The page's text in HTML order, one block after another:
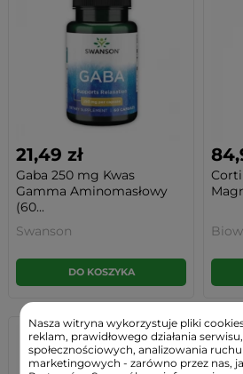
21,49 zł
Gaba 250 mg Kwas
Gamma Aminomasłowy
(60...
Swanson
DO KOSZYKA
Nasza witryna wykorzystuje pliki
reklam, prawidłowego działania
społecznościowych, analizowania
marketingowych - zarówno przez nas,